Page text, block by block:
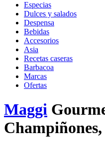
Especias
Dulces y salados
Despensa
Bebidas
Accesorios
Asia
Recetas caseras
Barbacoa
Marcas
Ofertas
Maggi
Champiñones,